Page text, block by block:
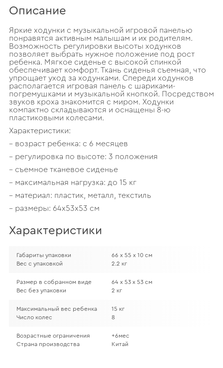
Описание
Яркие ходунки с музыкальной игровой панелью
понравятся активным малышам и их родителям.
Возможность регулировки высоты ходунков
позволяет выбрать нужное положение под рост
ребенка. Мягкое сиденье с высокой спинкой
обеспечивает комфорт. Ткань сиденья съемная, что
упрощает уход за ходунками. Спереди ходунков
располагается игровая панель с шариками-
погремушками и музыкальной кнопкой. Посредством
звуков кроха знакомится с миром. Ходунки
компактно складываются и оснащены 8-ю
пластиковыми колесами.
Характеристики:
– возраст ребенка: с 6 месяцев
– регулировка по высоте: 3 положения
– съемное тканевое сиденье
– максимальная нагрузка: до 15 кг
– материал: пластик, металл, текстиль
– размеры: 64х53х53 см
Характеристики
Габариты упаковки
66 х 55 х 10 см
Вес с упаковкой
2.2 кг
Размер в собранном виде
64 х 53 х 53 см
Вес без упаковки
2 кг
Максимальный вес ребенка
15 кг
Число колес
8
Возрастные ограничения
+6мес
Страна производства
Китай